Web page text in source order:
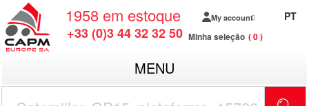
1958 em estoque
+33 (0)3 44 32 32 50
My account
Minha seleção 0
PT
MENU